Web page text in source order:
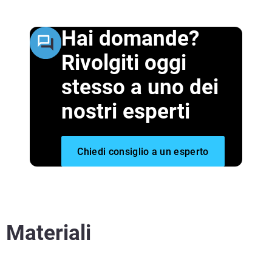
Hai domande?
Rivolgiti oggi
stesso a uno dei
nostri esperti
Chiedi consiglio a un esperto
Materiali